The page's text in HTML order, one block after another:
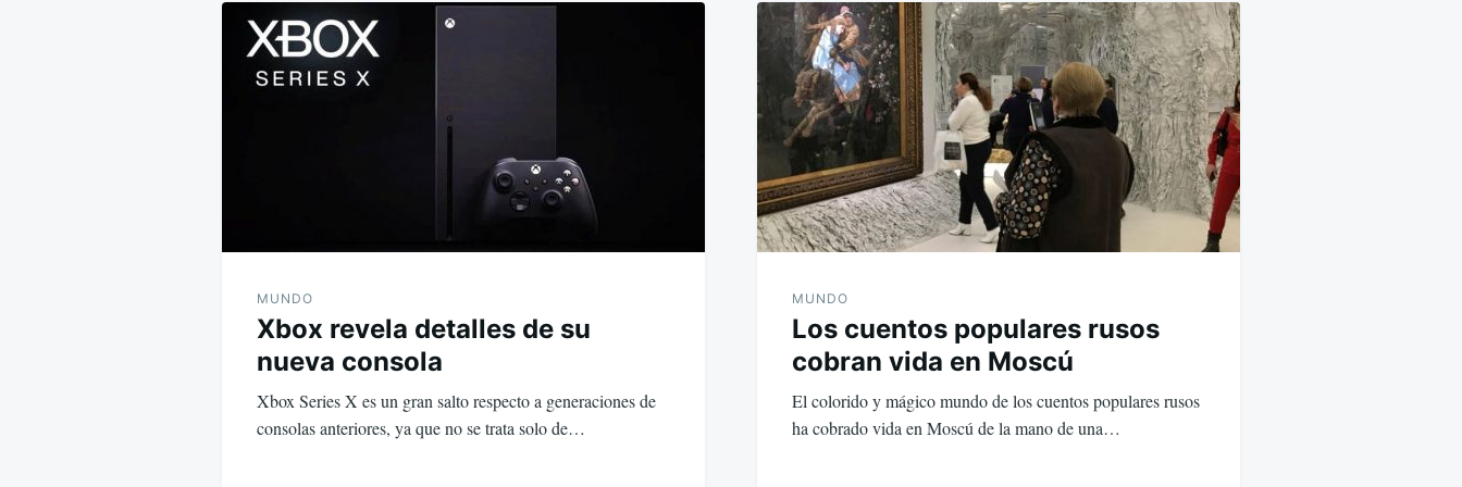
de
entradas
MUNDO
Xbox revela detalles de su
nueva consola
Xbox Series X es un gran salto respecto a generaciones de
consolas anteriores, ya que no se trata solo de…
MUNDO
Los cuentos populares rusos
cobran vida en Moscú
El colorido y mágico mundo de los cuentos populares rusos
ha cobrado vida en Moscú de la mano de una…